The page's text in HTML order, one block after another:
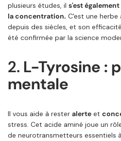
plusieurs études, il s'est
la concentration. C'est une herbe
depuis des siècles, et son
été confirmée par la science
2. L-Tyrosine :
mentale
Il vous aide à rester alerte et
stress. Cet acide aminé joue un
de neurotransmetteurs essentiels